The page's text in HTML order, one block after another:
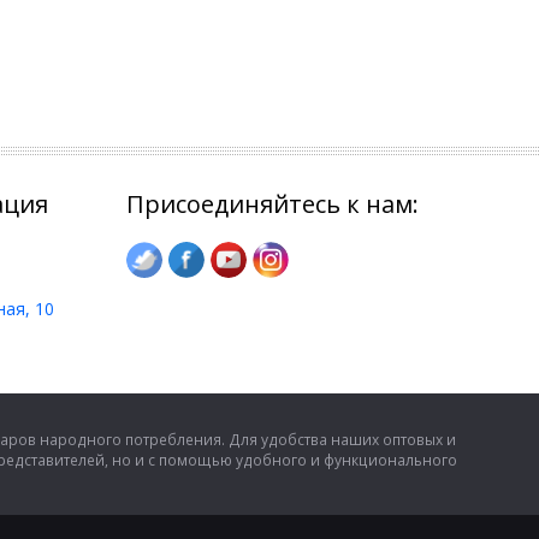
10
Присоединяйтесь к нам:
народного потребления. Для удобства наших оптовых и
но и с помощью удобного и функционального